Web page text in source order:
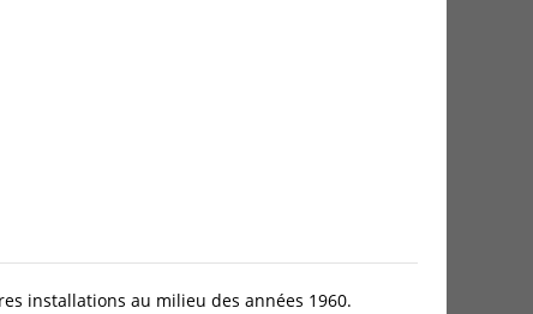
installations au milieu des années 1960.